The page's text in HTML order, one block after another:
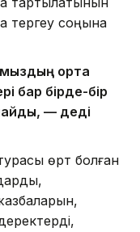
тергеу соңына
ортақ
бар бірде-бір
— деді
өрт болған